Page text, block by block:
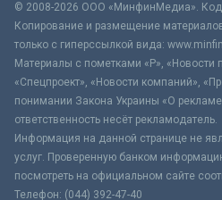
© 2008-2026 ООО «МинфинМедиа».
Копирование и размещение
только с гиперссылкой вида:
Материалы с пометками «Р», «Новости
«Спецпроект», «Новости компаний»,
понимании Закона Украины «О
ответственность несёт рекламодатель.
Информация на данной странице не
услуг. Проверенную банком
посмотреть на официальном сайте
Телефон: (044) 392-47-40